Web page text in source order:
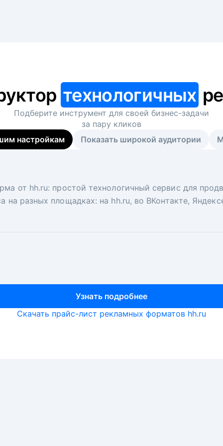
технологичных
Подберите инструмент для своей бизнес-задачи
за пару кликов
настройкам
Показать широкой аудитории
от hh.ru: простой технологичный сервис для
на разных площадках: на hh.ru, во ВКонтакте,
Узнать подробнее
вакансий на главной странице hh.ru.
ключ. Решите, сколько кандидатов и когда вам
рекрутеры и проектные менеджеры hh.ru с
Узнать подробнее
Скачать прайс-лист рекламных форматов hh.ru